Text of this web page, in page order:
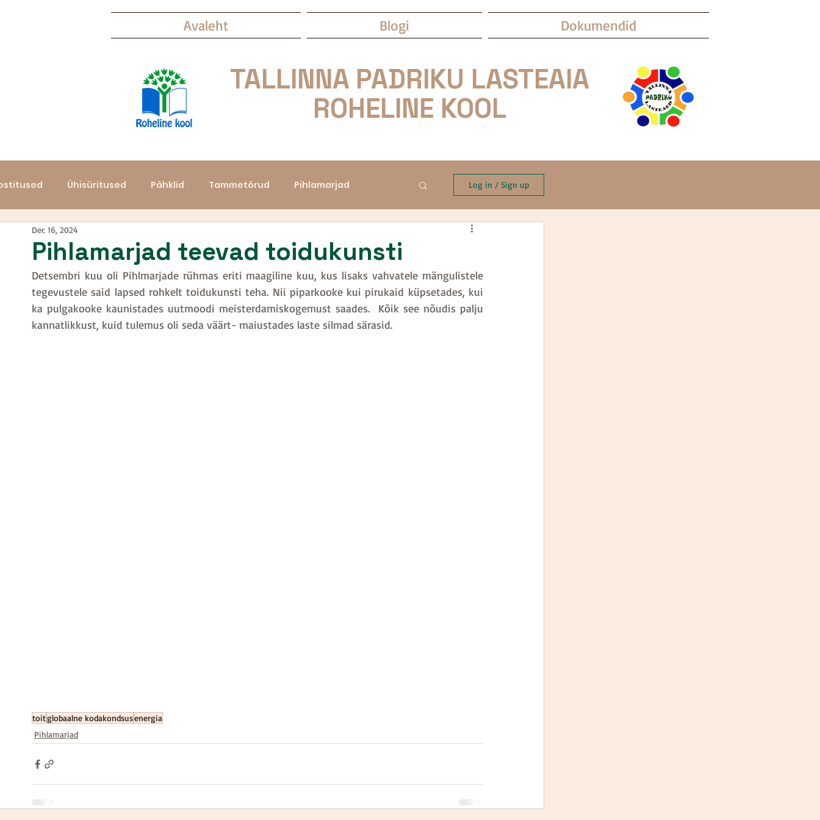
Avaleht Blogi Dokumendid
TALLINNA PADRIKU LASTEAIA
ROHELINE KOOL
Ühisüritused Pähklid Tammetõrud Pihlamarjad Log in / Sign up
Pihlamarjad teevad toidukunsti
Dec 16, 2024
Detsembri kuu oli Pihlmarjade rühmas eriti maagiline kuu, kus lisaks vahvatele mängulistele
tegevustele said lapsed rohkelt toidukunsti teha. Nii piparkooke kui pirukaid küpsetades, kui
ka pulgakooke kaunistades uutmoodi meisterdamiskogemust saades.  Kõik see nõudis palju
kannatlikkust, kuid tulemus oli seda väärt- maiustades laste silmad särasid.
toitglobaalne kodakondsusenergia
Pihlamarjad